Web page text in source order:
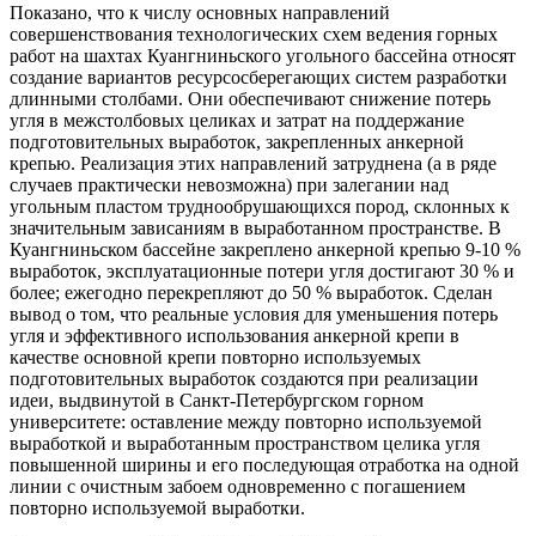
Показано, что к числу основных направлений
совершенствования технологических схем ведения горных
работ на шахтах Куангниньского угольного бассейна относят
создание вариантов ресурсосберегающих систем разработки
длинными столбами. Они обеспечивают снижение потерь
угля в межстолбовых целиках и затрат на поддержание
подготовительных выработок, закрепленных анкерной
крепью. Реализация этих направлений затруднена (а в ряде
случаев практически невозможна) при залегании над
угольным пластом труднообрушающихся пород, склонных к
значительным зависаниям в выработанном пространстве. В
Куангниньском бассейне закреплено анкерной крепью 9-10 %
выработок, эксплуатационные потери угля достигают 30 % и
более; ежегодно перекрепляют до 50 % выработок. Сделан
вывод о том, что реальные условия для уменьшения потерь
угля и эффективного использования анкерной крепи в
качестве основной крепи повторно используемых
подготовительных выработок создаются при реализации
идеи, выдвинутой в Санкт-Петербургском горном
университете: оставление между повторно используемой
выработкой и выработанным пространством целика угля
повышенной ширины и его последующая отработка на одной
линии с очистным забоем одновременно с погашением
повторно используемой выработки.